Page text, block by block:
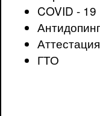
COVID - 19
Антидопинг
Аттестация
ГТО